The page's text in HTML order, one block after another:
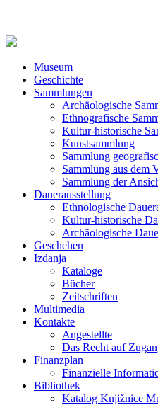
Museum
Geschichte
Sammlungen
Archäologische
Ethnografische
Kultur-historische
Kunstsammlung
Sammlung
Sammlung aus dem
Sammlung der
Dauerausstellung
Ethnologische
Kultur-historische
Archäologische
Geschehen
Izdanja
Kataloge
Bücher
Zeitschriften
Multimedia
Kontakte
Angestellte
Das Recht auf
Finanzplan
Finanzielle
Bibliothek
Katalog Knjižnice